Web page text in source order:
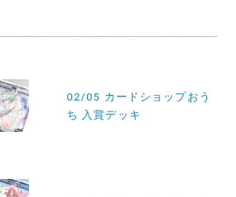
02/05 カードショップおう
ち 入賞デッキ